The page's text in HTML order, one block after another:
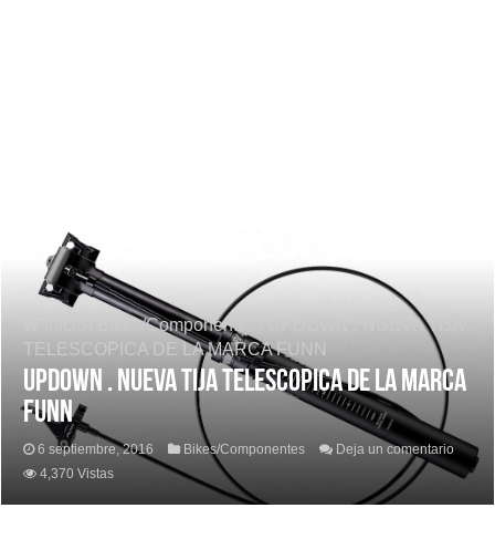
Bikes/Componentes
UPDOWN . NUEVA TIJA
TELESCOPICA DE LA MARCA FUNN
UPDOWN . NUEVA TIJA TELESCOPICA DE LA MARCA
FUNN
6 septiembre, 2016 Bikes/Componentes
Deja un comentario
4,370 Vistas